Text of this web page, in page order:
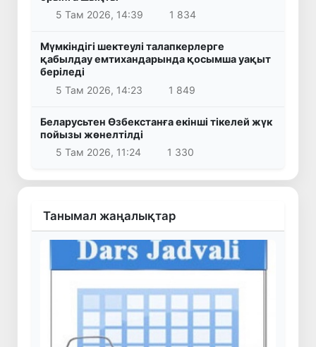
5 Там 2026, 14:39
1 834
Мүмкіндігі шектеулі талапкерлерге
қабылдау емтихандарында қосымша уақыт
беріледі
5 Там 2026, 14:23
1 849
Беларусьтен Өзбекстанға екінші тікелей жүк
пойызы жөнелтілді
5 Там 2026, 11:24
1 330
Танымал жаңалықтар